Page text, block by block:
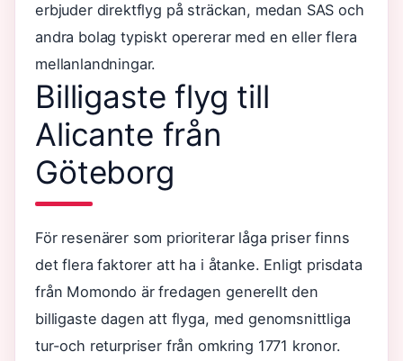
erbjuder direktflyg på sträckan, medan SAS och
andra bolag typiskt opererar med en eller flera
mellanlandningar.
Billigaste flyg till
Alicante från
Göteborg
För resenärer som prioriterar låga priser finns
det flera faktorer att ha i åtanke. Enligt prisdata
från Momondo är fredagen generellt den
billigaste dagen att flyga, med genomsnittliga
tur-och returpriser från omkring 1771 kronor.